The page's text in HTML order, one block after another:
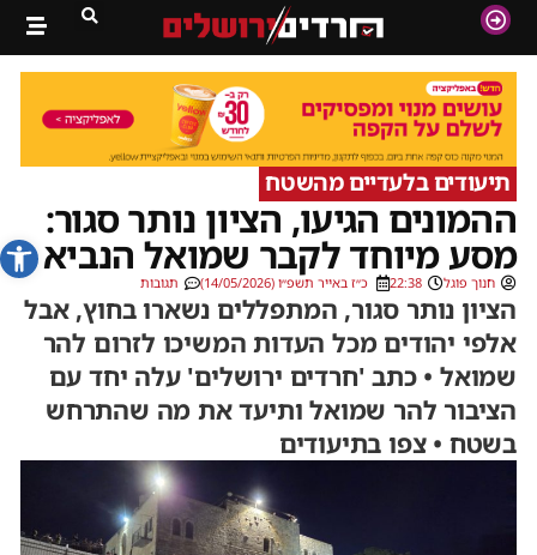
פתח
תיעודים בלעדיים מהשטח
ההמונים הגיעו, הציון נותר סגור:
מסע מיוחד לקבר שמואל הנביא
חנוך פוגל 22:38 כ״ז באייר תשפ״ו (14/05/2026) תגובות
הציון נותר סגור, המתפללים נשארו בחוץ, אבל
אלפי יהודים מכל העדות המשיכו לזרום להר
שמואל • כתב 'חרדים ירושלים' עלה יחד עם
הציבור להר שמואל ותיעד את מה שהתרחש
בשטח • צפו בתיעודים